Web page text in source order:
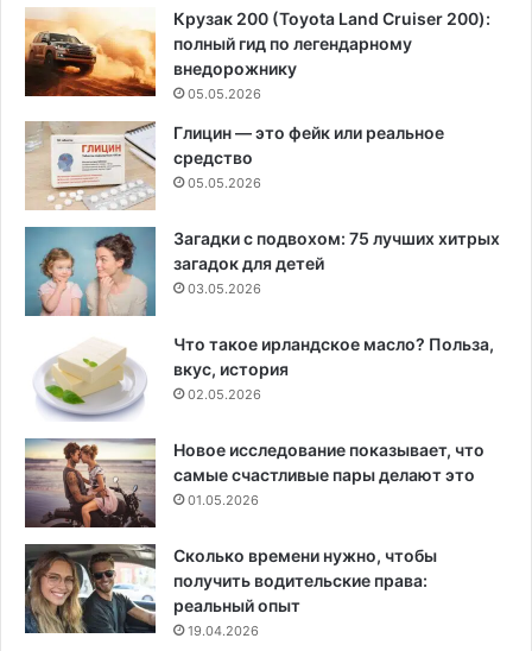
Крузак 200 (Toyota Land Cruiser 200):
полный гид по легендарному
внедорожнику
05.05.2026
Глицин — это фейк или реальное
средство
05.05.2026
Загадки с подвохом: 75 лучших хитрых
загадок для детей
03.05.2026
Что такое ирландское масло? Польза,
вкус, история
02.05.2026
Новое исследование показывает, что
самые счастливые пары делают это
01.05.2026
Сколько времени нужно, чтобы
получить водительские права:
реальный опыт
19.04.2026